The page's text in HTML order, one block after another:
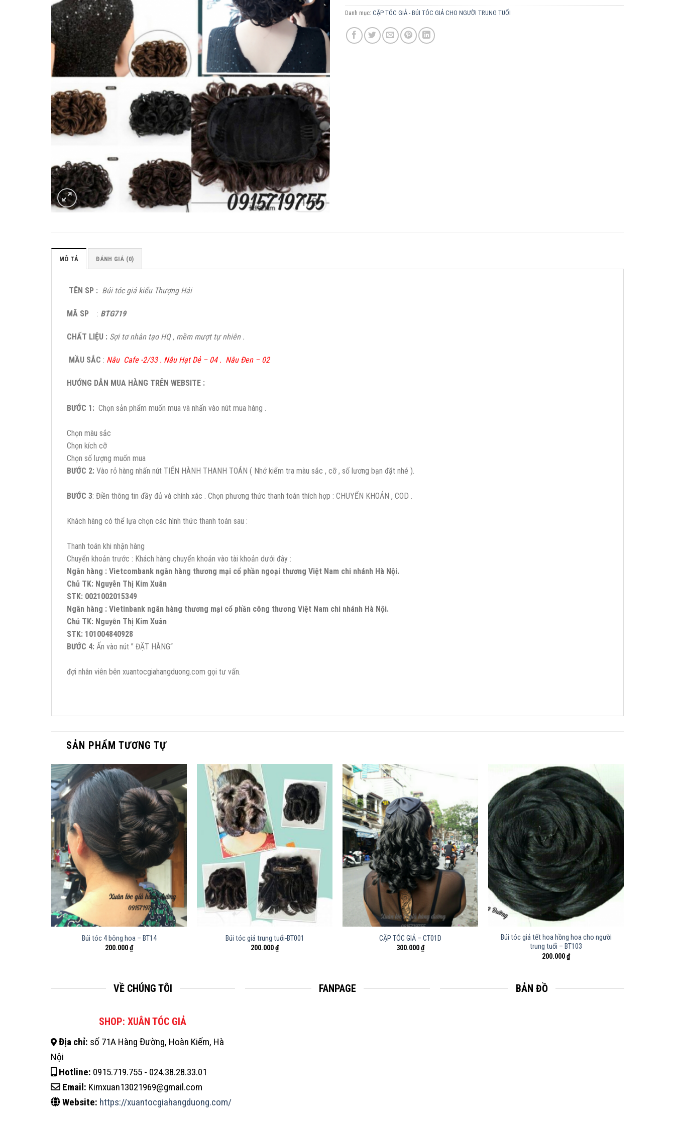
Danh mục: CẶP TÓC GIẢ - BÚI TÓC GIẢ CHO NGƯỜI TRUNG TUỔI
MÔ TẢ ĐÁNH GIÁ (0)
TÊN SP : Búi tóc giả kiểu Thượng Hải
MÃ SP : BTG719
CHẤT LIỆU : Sợi tơ nhân tạo HQ , mềm mượt tự nhiên .
MẦU SẮC : Nâu Cafe -2/33 . Nâu Hạt Dẻ – 04 . Nâu Đen – 02
HƯỚNG DẪN MUA HÀNG TRÊN WEBSITE :
BƯỚC 1: Chọn sản phẩm muốn mua và nhấn vào nút mua hàng .
Chọn màu sắc
Chọn kích cỡ
Chọn số lượng muốn mua
BƯỚC 2: Vào rỏ hàng nhấn nút TIẾN HÀNH THANH TOÁN ( Nhớ kiểm tra màu sắc , cỡ , số lương bạn đặt nhé ).
BƯỚC 3: Điền thông tin đầy đủ và chính xác . Chọn phương thức thanh toán thích hợp : CHUYỂN KHOẢN , COD .
Khách hàng có thể lựa chọn các hình thức thanh toán sau :
Thanh toán khi nhận hàng
Chuyển khoản trước : Khách hàng chuyển khoản vào tài khoản dưới đây :
Ngân hàng : Vietcombank ngân hàng thương mại cổ phần ngoại thương Việt Nam chi nhánh Hà Nội.
Chủ TK: Nguyễn Thị Kim Xuân
STK: 0021002015349
Ngân hàng : Vietinbank ngân hàng thương mại cổ phần công thương Việt Nam chi nhánh Hà Nội.
Chủ TK: Nguyễn Thị Kim Xuân
STK: 101004840928
BƯỚC 4: Ấn vào nút ” ĐẶT HÀNG“
đợi nhân viên bên xuantocgiahangduong.com gọi tư vấn.
SẢN PHẨM TƯƠNG TỰ
Búi tóc 4 bông hoa – BT14
200.000₫
Búi tóc giả trung tuổi-BT001
200.000₫
CẶP TÓC GIẢ – CT01D
300.000₫
Búi tóc giả tết hoa hồng hoa cho người
trung tuổi – BT103
200.000₫
VỀ CHÚNG TÔI
SHOP: XUÂN TÓC GIẢ
Địa chỉ: số 71A Hàng Đường, Hoàn Kiếm, Hà
Nội
Hotline: 0915.719.755 - 024.38.28.33.01
Email: Kimxuan13021969@gmail.com
Website: https://xuantocgiahangduong.com/
FANPAGE BẢN ĐỒ